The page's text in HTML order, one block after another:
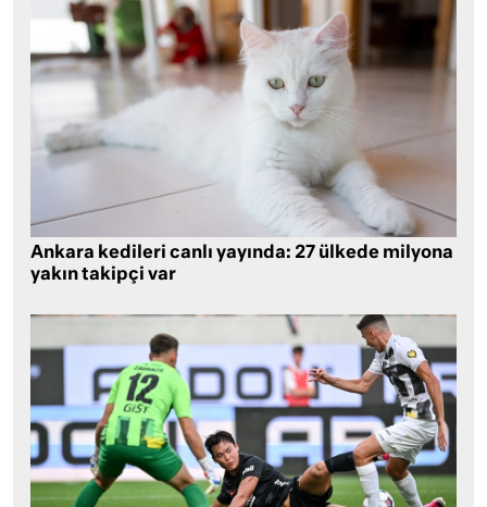
Ankara kedileri canlı yayında: 27 ülkede milyona
yakın takipçi var